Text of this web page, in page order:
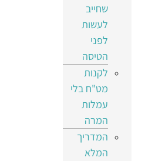
שחייב
לעשות
לפני
הטיסה
לקנות
מט"ח בלי
עמלות
המרה
המדריך
המלא